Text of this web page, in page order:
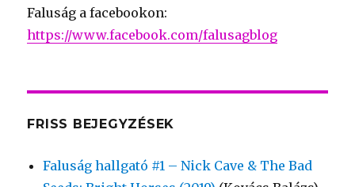
Faluság a facebookon:
https://www.facebook.com/falusagblog
FRISS BEJEGYZÉSEK
Faluság hallgató #1 – Nick Cave & The Bad